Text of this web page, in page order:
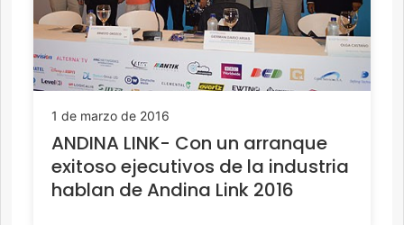
1 de marzo de 2016
ANDINA LINK- Con un arranque
exitoso ejecutivos de la industria
hablan de Andina Link 2016